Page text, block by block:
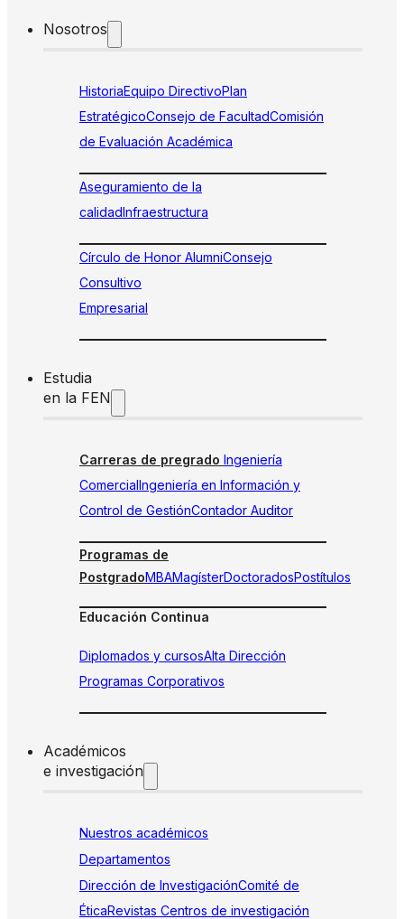
Nosotros
HistoriaEquipo DirectivoPlan
EstratégicoConsejo de FacultadComisión
de Evaluación Académica
Aseguramiento de la
calidadInfraestructura
Círculo de Honor AlumniConsejo
Consultivo
Empresarial
Estudia
en la FEN
Carreras de pregrado Ingeniería
ComercialIngeniería en Información y
Control de GestiónContador Auditor
Programas de
PostgradoMBAMagísterDoctoradosPostítulos
Educación Continua
Diplomados y cursosAlta Dirección
Programas Corporativos
Académicos
e investigación
Nuestros académicos
Departamentos
Dirección de InvestigaciónComité de
ÉticaRevistas Centros de investigación